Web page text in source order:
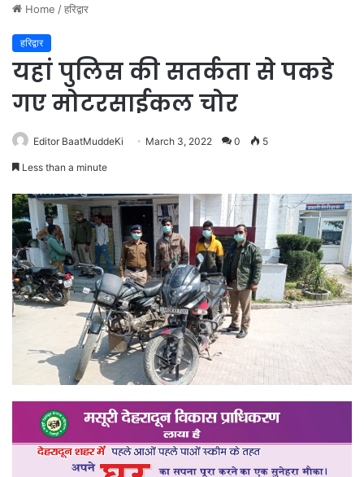
Home /हरिद्वार
हरिद्वार
यहां पुलिस की सतर्कता से पकडे
गए मोटरसाईकल चोर
Editor BaatMuddeKi March 3, 2022 0 5
Less than a minute